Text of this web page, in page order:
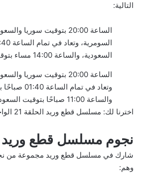
التالية:
الساعة 20:00 بتوقيت سوريا
السعودية، والساعة 14:00 مساء بتوقيت السعودية.
وتعاد في تمام
والساعة 11:00 صباحًا بتوقيت السعودية.
اخترنا لك: مسلسل قطع وريد الحلقة 21 الواحد والعشرون
نجوم مسلسل قطع وريد
شارك في مسلسل قطع وريد مجموعة من
وهم: